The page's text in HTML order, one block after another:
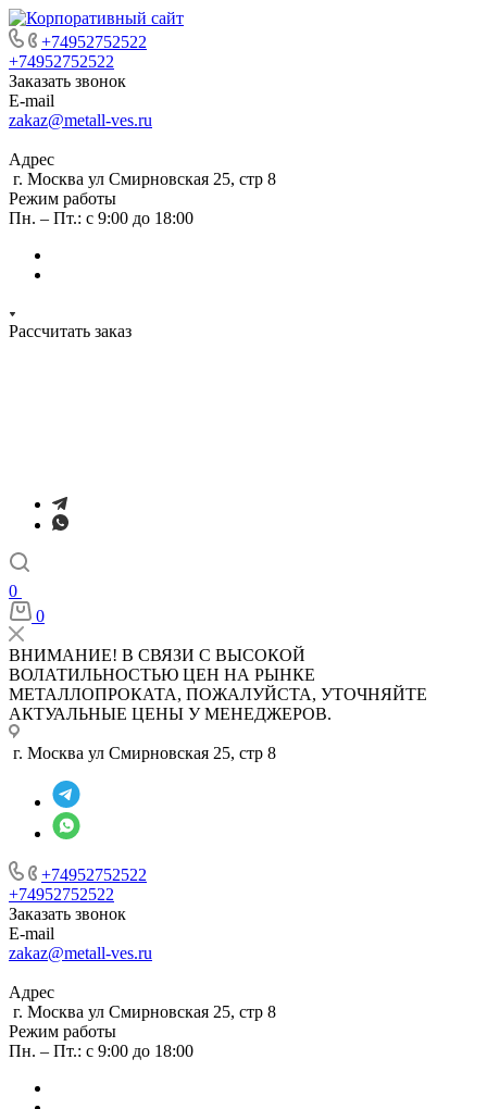
+74952752522
+74952752522
Заказать звонок
E-mail
zakaz@metall-ves.ru
Адрес
г. Москва ул Смирновская 25, стр 8
Режим работы
Пн. – Пт.: с 9:00 до 18:00
Рассчитать заказ
0
0
ВНИМАНИЕ! В СВЯЗИ С ВЫСОКОЙ
ВОЛАТИЛЬНОСТЬЮ ЦЕН НА РЫНКЕ
МЕТАЛЛОПРОКАТА, ПОЖАЛУЙСТА, УТОЧНЯЙТЕ
АКТУАЛЬНЫЕ ЦЕНЫ У МЕНЕДЖЕРОВ.
г. Москва ул Смирновская 25, стр 8
+74952752522
+74952752522
Заказать звонок
E-mail
zakaz@metall-ves.ru
Адрес
г. Москва ул Смирновская 25, стр 8
Режим работы
Пн. – Пт.: с 9:00 до 18:00